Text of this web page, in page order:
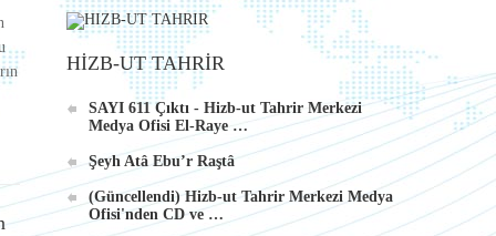
Android İçin Yeni El-Waie Dergisi
Uygulaması
HİZB-UT TAHRİR
SAYI 611 Çıktı - Hizb-ut Tahrir Merkezi
Medya Ofisi El-Raye …
Şeyh Atâ Ebu’r Raştâ
(Güncellendi) Hizb-ut Tahrir Merkezi Medya
Ofisi'nden CD ve …